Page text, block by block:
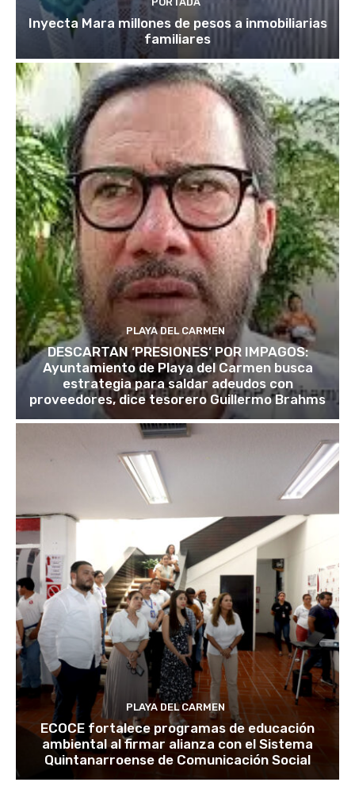
Inyecta Mara millones de pesos a inmobiliarias
familiares
PLAYA DEL CARMEN
DESCARTAN ‘PRESIONES’ POR IMPAGOS:
Ayuntamiento de Playa del Carmen busca
estrategia para saldar adeudos con
proveedores, dice tesorero Guillermo Brahms
PLAYA DEL CARMEN
ECOCE fortalece programas de educación
ambiental al firmar alianza con el Sistema
Quintanarroense de Comunicación Social